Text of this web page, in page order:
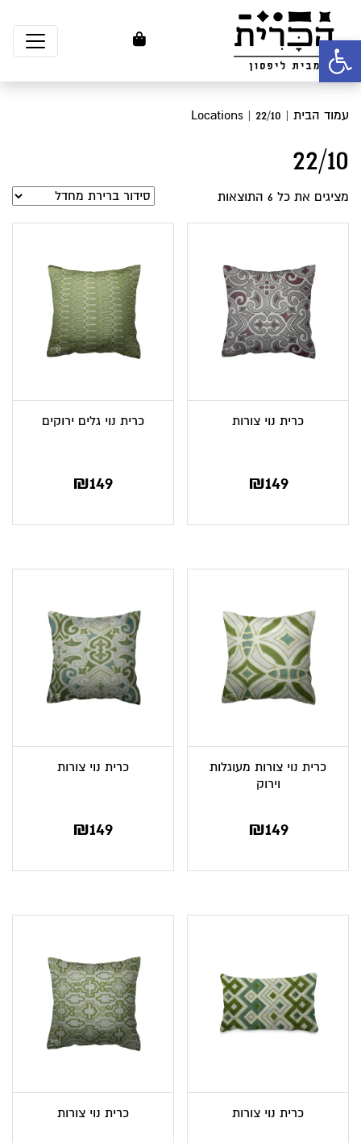
פתח סרגל נגישות
עמוד הבית | Locations | 22/10
22/10
מציגים את כל ⁦6⁩ התוצאות
כרית נוי צורות
₪149
כרית נוי גלים ירוקים
₪149
כרית נוי צורות מעוגלות
וירוק
₪149
כרית נוי צורות
₪149
כרית נוי צורות כרית נוי צורות